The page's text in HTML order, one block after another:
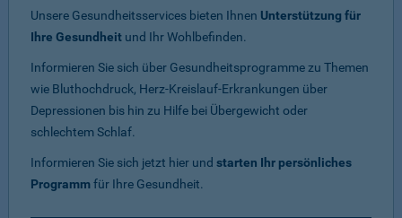
Unsere Gesundheitsservices bieten Ihnen Unterstützung für
Ihre Gesundheit und Ihr Wohlbefinden.
Informieren Sie sich über Gesundheitsprogramme zu Themen
wie Bluthochdruck, Herz-Kreislauf-Erkrankungen über
Depressionen bis hin zu Hilfe bei Übergewicht oder
schlechtem Schlaf.
Informieren Sie sich jetzt hier und starten Ihr persönliches
Programmfür Ihre Gesundheit.